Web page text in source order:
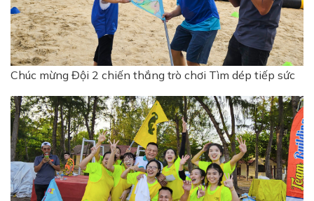
Chúc mừng Đội 2 chiến thắng trò chơi Tìm dép tiếp sức